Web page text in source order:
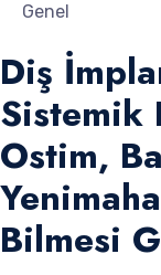
Genel
Diş
Sistemik
Ostim,
Bilmesi